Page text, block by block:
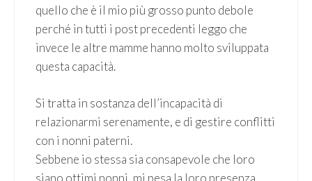
quello che è il mio più grosso punto debole
perché in tutti i post precedenti leggo che
invece le altre mamme hanno molto sviluppata
questa capacità.
Si tratta in sostanza dell’incapacità di
relazionarmi serenamente, e di gestire conflitti
con i nonni paterni.
Sebbene io stessa sia consapevole che loro
siano ottimi nonni, mi pesa la loro presenza